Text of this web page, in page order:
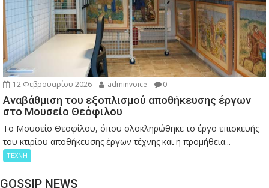
12 Φεβρουαρίου 2026 adminvoice 0
Αναβάθμιση του εξοπλισμού αποθήκευσης έργων
στο Μουσείο Θεόφιλου
Το Μουσείο Θεοφίλου, όπου ολοκληρώθηκε το έργο επισκευής
του κτιρίου αποθήκευσης έργων τέχνης και η προμήθεια...
ΤΕΧΝΗ
GOSSIP NEWS